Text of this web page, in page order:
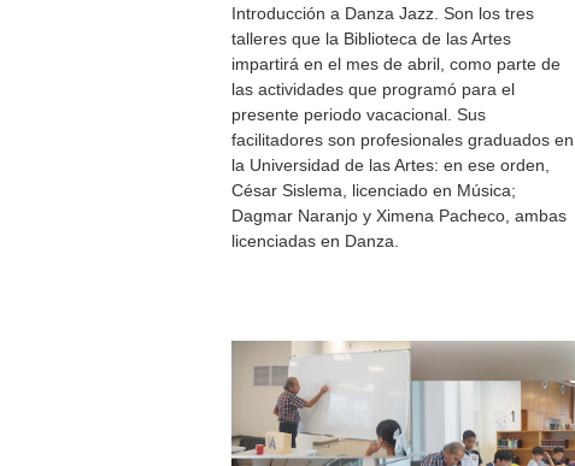
Introducción a Danza Jazz. Son los tres
talleres que la Biblioteca de las Artes
impartirá en el mes de abril, como parte de
las actividades que programó para el
presente periodo vacacional. Sus
facilitadores son profesionales graduados en
la Universidad de las Artes: en ese orden,
César Sislema, licenciado en Música;
Dagmar Naranjo y Ximena Pacheco, ambas
licenciadas en Danza.